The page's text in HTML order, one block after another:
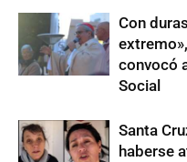
Con
convocó
Social
Santa
haberse